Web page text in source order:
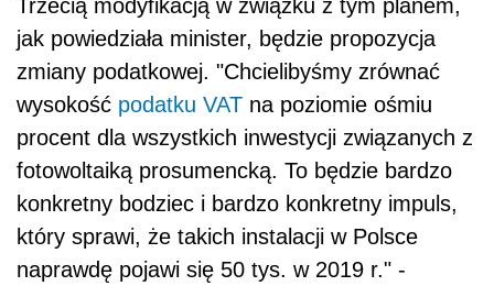
Trzecią modyfikacją w związku z tym planem,
jak powiedziała minister, będzie propozycja
zmiany podatkowej. "Chcielibyśmy zrównać
wysokość podatku VAT na poziomie ośmiu
procent dla wszystkich inwestycji związanych z
fotowoltaiką prosumencką. To będzie bardzo
konkretny bodziec i bardzo konkretny impuls,
który sprawi, że takich instalacji w Polsce
naprawdę pojawi się 50 tys. w 2019 r." -